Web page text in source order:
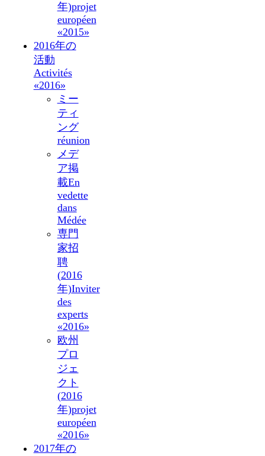
年)projet
européen
«2015»
2016年の
活動
Activités
«2016»
ミー
ティ
ング
réunion
メデ
ア掲
載En
vedette
dans
Médée
専門
家招
聘
(2016
年)Inviter
des
experts
«2016»
欧州
プロ
ジェ
クト
(2016
年)projet
européen
«2016»
2017年の